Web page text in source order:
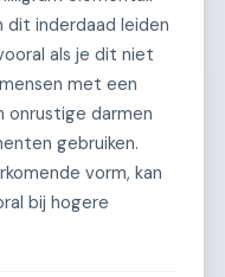
dit inderdaad leiden
als je dit niet
met een
onrustige darmen
gebruiken.
vorm, kan
bij hogere